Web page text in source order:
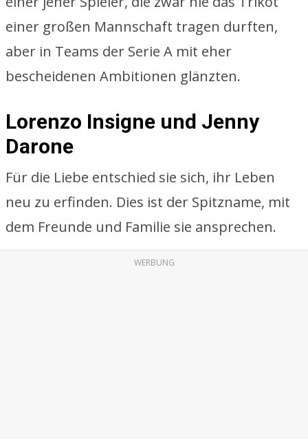
einer großen Mannschaft tragen durften,
aber in Teams der Serie A mit eher
bescheidenen Ambitionen glänzten.
Lorenzo Insigne und Jenny
Darone
Für die Liebe entschied sie sich, ihr Leben
neu zu erfinden. Dies ist der Spitzname, mit
dem Freunde und Familie sie ansprechen.
WERBUNG